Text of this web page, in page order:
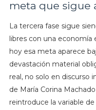
meta que sigue
La tercera fase sigue
libres con una
hoy esa meta aparece
devastación material
real, no solo en discurso
de María Corina
reintroduce la variable